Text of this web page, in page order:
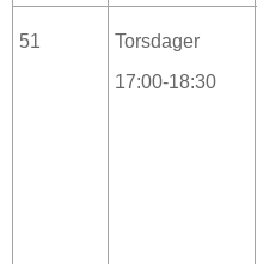
51
Torsdager
17:00-18:30